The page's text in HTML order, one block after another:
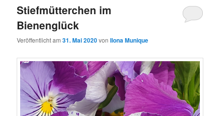
Stiefmütterchen im
Bienenglück
Veröffentlicht am31. Mai 2020vonIlona Munique